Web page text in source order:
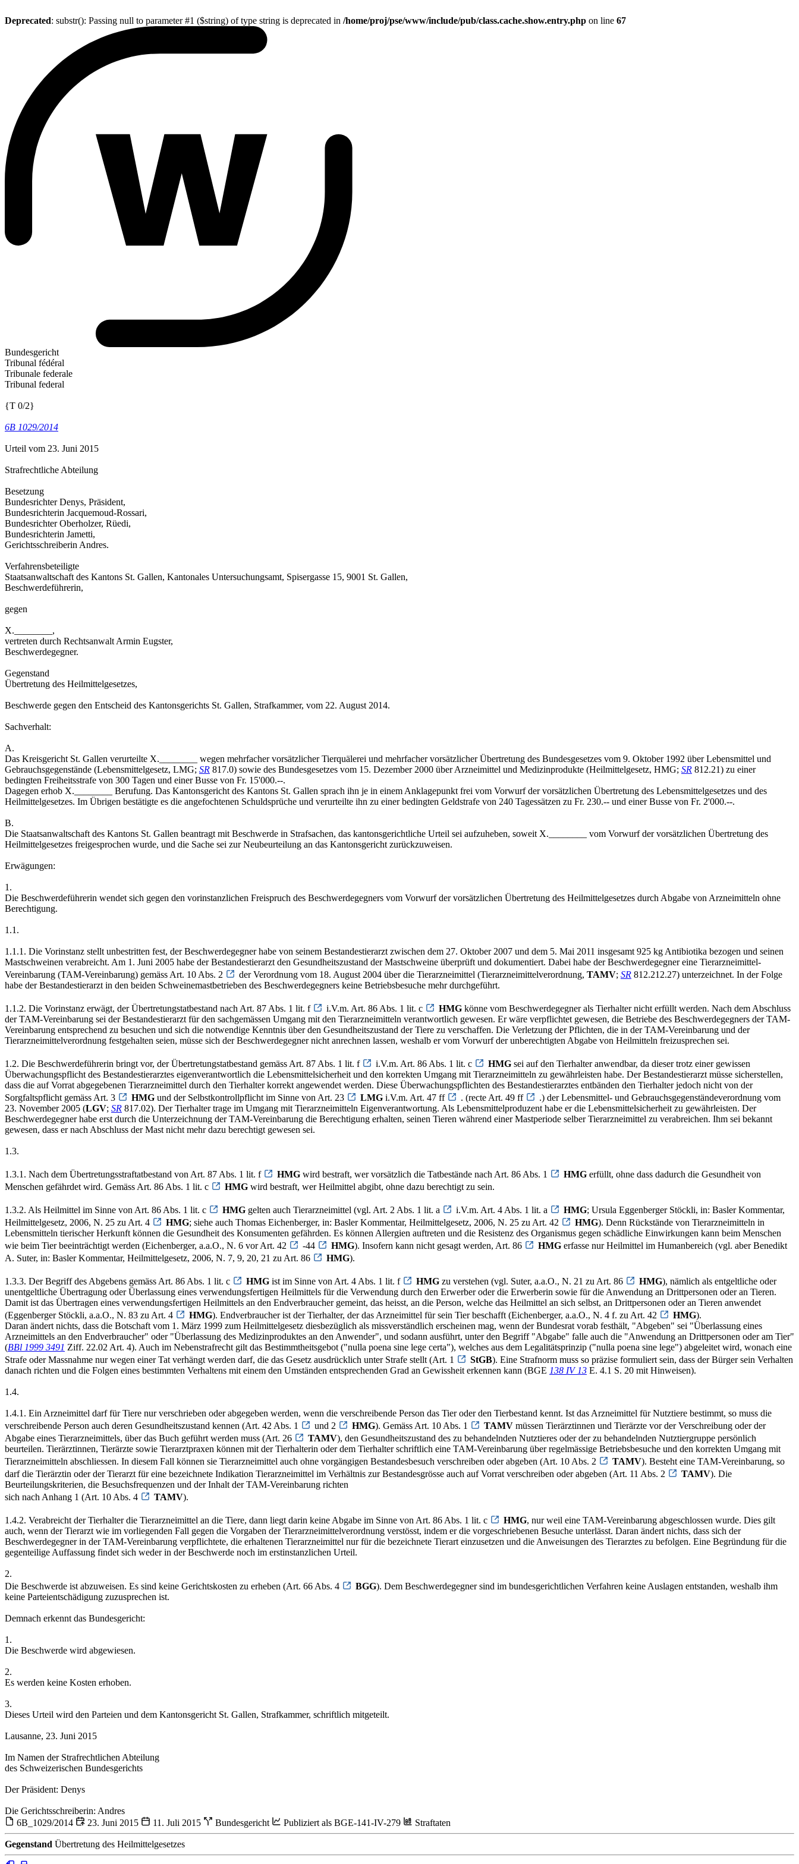
Deprecated: substr(): Passing null to parameter #1 ($string) of type string is deprecated in /home/proj/pse/www/include/pub/class.cache.show.entry.php on line 67
Bundesgericht
Tribunal fédéral
Tribunale federale
Tribunal federal
{T 0/2}
6B 1029/2014
Urteil vom 23. Juni 2015
Strafrechtliche Abteilung
Besetzung
Bundesrichter Denys, Präsident,
Bundesrichterin Jacquemoud-Rossari,
Bundesrichter Oberholzer, Rüedi,
Bundesrichterin Jametti,
Gerichtsschreiberin Andres.
Verfahrensbeteiligte
Staatsanwaltschaft des Kantons St. Gallen, Kantonales Untersuchungsamt, Spisergasse 15, 9001 St. Gallen,
Beschwerdeführerin,
gegen
X.________,
vertreten durch Rechtsanwalt Armin Eugster,
Beschwerdegegner.
Gegenstand
Übertretung des Heilmittelgesetzes,
Beschwerde gegen den Entscheid des Kantonsgerichts St. Gallen, Strafkammer, vom 22. August 2014.
Sachverhalt:
A.
Das Kreisgericht St. Gallen verurteilte X.________ wegen mehrfacher vorsätzlicher Tierquälerei und mehrfacher vorsätzlicher Übertretung des Bundesgesetzes vom 9. Oktober 1992 über Lebensmittel und
Gebrauchsgegenstände (Lebensmittelgesetz, LMG; SR 817.0) sowie des Bundesgesetzes vom 15. Dezember 2000 über Arzneimittel und Medizinprodukte (Heilmittelgesetz, HMG; SR 812.21) zu einer
bedingten Freiheitsstrafe von 300 Tagen und einer Busse von Fr. 15'000.--.
Dagegen erhob X.________ Berufung. Das Kantonsgericht des Kantons St. Gallen sprach ihn je in einem Anklagepunkt frei vom Vorwurf der vorsätzlichen Übertretung des Lebensmittelgesetzes und des
Heilmittelgesetzes. Im Übrigen bestätigte es die angefochtenen Schuldsprüche und verurteilte ihn zu einer bedingten Geldstrafe von 240 Tagessätzen zu Fr. 230.-- und einer Busse von Fr. 2'000.--.
B.
Die Staatsanwaltschaft des Kantons St. Gallen beantragt mit Beschwerde in Strafsachen, das kantonsgerichtliche Urteil sei aufzuheben, soweit X.________ vom Vorwurf der vorsätzlichen Übertretung des
Heilmittelgesetzes freigesprochen wurde, und die Sache sei zur Neubeurteilung an das Kantonsgericht zurückzuweisen.
Erwägungen:
1.
Die Beschwerdeführerin wendet sich gegen den vorinstanzlichen Freispruch des Beschwerdegegners vom Vorwurf der vorsätzlichen Übertretung des Heilmittelgesetzes durch Abgabe von Arzneimitteln ohne
Berechtigung.
1.1.
1.1.1. Die Vorinstanz stellt unbestritten fest, der Beschwerdegegner habe von seinem Bestandestierarzt zwischen dem 27. Oktober 2007 und dem 5. Mai 2011 insgesamt 925 kg Antibiotika bezogen und seinen
Mastschweinen verabreicht. Am 1. Juni 2005 habe der Bestandestierarzt den Gesundheitszustand der Mastschweine überprüft und dokumentiert. Dabei habe der Beschwerdegegner eine Tierarzneimittel-
Vereinbarung (TAM-Vereinbarung) gemäss Art. 10 Abs. 2
der Verordnung vom 18. August 2004 über die Tierarzneimittel (Tierarzneimittelverordnung, TAMV; SR 812.212.27) unterzeichnet. In der Folge
habe der Bestandestierarzt in den beiden Schweinemastbetrieben des Beschwerdegegners keine Betriebsbesuche mehr durchgeführt.
1.1.2. Die Vorinstanz erwägt, der Übertretungstatbestand nach Art. 87 Abs. 1 lit. f i.V.m. Art. 86 Abs. 1 lit. c HMG könne vom Beschwerdegegner als Tierhalter nicht erfüllt werden. Nach dem Abschluss
der TAM-Vereinbarung sei der Bestandestierarzt für den sachgemässen Umgang mit den Tierarzneimitteln verantwortlich gewesen. Er wäre verpflichtet gewesen, die Betriebe des Beschwerdegegners der TAM-
Vereinbarung entsprechend zu besuchen und sich die notwendige Kenntnis über den Gesundheitszustand der Tiere zu verschaffen. Die Verletzung der Pflichten, die in der TAM-Vereinbarung und der
Tierarzneimittelverordnung festgehalten seien, müsse sich der Beschwerdegegner nicht anrechnen lassen, weshalb er vom Vorwurf der unberechtigten Abgabe von Heilmitteln freizusprechen sei.
1.2. Die Beschwerdeführerin bringt vor, der Übertretungstatbestand gemäss Art. 87 Abs. 1 lit. f i.V.m. Art. 86 Abs. 1 lit. c HMG sei auf den Tierhalter anwendbar, da dieser trotz einer gewissen
Überwachungspflicht des Bestandestierarztes eigenverantwortlich die Lebensmittelsicherheit und den korrekten Umgang mit Tierarzneimitteln zu gewährleisten habe. Der Bestandestierarzt müsse sicherstellen,
dass die auf Vorrat abgegebenen Tierarzneimittel durch den Tierhalter korrekt angewendet werden. Diese Überwachungspflichten des Bestandestierarztes entbänden den Tierhalter jedoch nicht von der
Sorgfaltspflicht gemäss Art. 3
HMG und der Selbstkontrollpflicht im Sinne von Art. 23 LMG i.V.m. Art. 47 ff . (recte Art. 49 ff
.) der Lebensmittel- und Gebrauchsgegenständeverordnung vom
23. November 2005 (LGV; SR 817.02). Der Tierhalter trage im Umgang mit Tierarzneimitteln Eigenverantwortung. Als Lebensmittelproduzent habe er die Lebensmittelsicherheit zu gewährleisten. Der
Beschwerdegegner habe erst durch die Unterzeichnung der TAM-Vereinbarung die Berechtigung erhalten, seinen Tieren während einer Mastperiode selber Tierarzneimittel zu verabreichen. Ihm sei bekannt
gewesen, dass er nach Abschluss der Mast nicht mehr dazu berechtigt gewesen sei.
1.3.
1.3.1. Nach dem Übertretungsstraftatbestand von Art. 87 Abs. 1 lit. f HMG wird bestraft, wer vorsätzlich die Tatbestände nach Art. 86 Abs. 1 HMG erfüllt, ohne dass dadurch die Gesundheit von
Menschen gefährdet wird. Gemäss Art. 86 Abs. 1 lit. c
HMG wird bestraft, wer Heilmittel abgibt, ohne dazu berechtigt zu sein.
1.3.2. Als Heilmittel im Sinne von Art. 86 Abs. 1 lit. c HMG gelten auch Tierarzneimittel (vgl. Art. 2 Abs. 1 lit. a i.V.m. Art. 4 Abs. 1 lit. a HMG; Ursula Eggenberger Stöckli, in: Basler Kommentar,
Heilmittelgesetz, 2006, N. 25 zu Art. 4
HMG; siehe auch Thomas Eichenberger, in: Basler Kommentar, Heilmittelgesetz, 2006, N. 25 zu Art. 42 HMG). Denn Rückstände von Tierarzneimitteln in
Lebensmitteln tierischer Herkunft können die Gesundheit des Konsumenten gefährden. Es können Allergien auftreten und die Resistenz des Organismus gegen schädliche Einwirkungen kann beim Menschen
wie beim Tier beeinträchtigt werden (Eichenberger, a.a.O., N. 6 vor Art. 42
-44 HMG). Insofern kann nicht gesagt werden, Art. 86 HMG erfasse nur Heilmittel im Humanbereich (vgl. aber Benedikt
A. Suter, in: Basler Kommentar, Heilmittelgesetz, 2006, N. 7, 9, 20, 21 zu Art. 86
HMG).
1.3.3. Der Begriff des Abgebens gemäss Art. 86 Abs. 1 lit. c HMG ist im Sinne von Art. 4 Abs. 1 lit. f HMG zu verstehen (vgl. Suter, a.a.O., N. 21 zu Art. 86 HMG), nämlich als entgeltliche oder
unentgeltliche Übertragung oder Überlassung eines verwendungsfertigen Heilmittels für die Verwendung durch den Erwerber oder die Erwerberin sowie für die Anwendung an Drittpersonen oder an Tieren.
Damit ist das Übertragen eines verwendungsfertigen Heilmittels an den Endverbraucher gemeint, das heisst, an die Person, welche das Heilmittel an sich selbst, an Drittpersonen oder an Tieren anwendet
(Eggenberger Stöckli, a.a.O., N. 83 zu Art. 4
HMG). Endverbraucher ist der Tierhalter, der das Arzneimittel für sein Tier beschafft (Eichenberger, a.a.O., N. 4 f. zu Art. 42 HMG).
Daran ändert nichts, dass die Botschaft vom 1. März 1999 zum Heilmittelgesetz diesbezüglich als missverständlich erscheinen mag, wenn der Bundesrat vorab festhält, "Abgeben" sei "Überlassung eines
Arzneimittels an den Endverbraucher" oder "Überlassung des Medizinproduktes an den Anwender", und sodann ausführt, unter den Begriff "Abgabe" falle auch die "Anwendung an Drittpersonen oder am Tier"
(BBl 1999 3491 Ziff. 22.02 Art. 4). Auch im Nebenstrafrecht gilt das Bestimmtheitsgebot ("nulla poena sine lege certa"), welches aus dem Legalitätsprinzip ("nulla poena sine lege") abgeleitet wird, wonach eine
Strafe oder Massnahme nur wegen einer Tat verhängt werden darf, die das Gesetz ausdrücklich unter Strafe stellt (Art. 1
StGB). Eine Strafnorm muss so präzise formuliert sein, dass der Bürger sein Verhalten
danach richten und die Folgen eines bestimmten Verhaltens mit einem den Umständen entsprechenden Grad an Gewissheit erkennen kann (BGE 138 IV 13 E. 4.1 S. 20 mit Hinweisen).
1.4.
1.4.1. Ein Arzneimittel darf für Tiere nur verschrieben oder abgegeben werden, wenn die verschreibende Person das Tier oder den Tierbestand kennt. Ist das Arzneimittel für Nutztiere bestimmt, so muss die
verschreibende Person auch deren Gesundheitszustand kennen (Art. 42 Abs. 1
und 2 HMG). Gemäss Art. 10 Abs. 1 TAMV müssen Tierärztinnen und Tierärzte vor der Verschreibung oder der
Abgabe eines Tierarzneimittels, über das Buch geführt werden muss (Art. 26
TAMV), den Gesundheitszustand des zu behandelnden Nutztieres oder der zu behandelnden Nutztiergruppe persönlich
beurteilen. Tierärztinnen, Tierärzte sowie Tierarztpraxen können mit der Tierhalterin oder dem Tierhalter schriftlich eine TAM-Vereinbarung über regelmässige Betriebsbesuche und den korrekten Umgang mit
Tierarzneimitteln abschliessen. In diesem Fall können sie Tierarzneimittel auch ohne vorgängigen Bestandesbesuch verschreiben oder abgeben (Art. 10 Abs. 2
TAMV). Besteht eine TAM-Vereinbarung, so
darf die Tierärztin oder der Tierarzt für eine bezeichnete Indikation Tierarzneimittel im Verhältnis zur Bestandesgrösse auch auf Vorrat verschreiben oder abgeben (Art. 11 Abs. 2
TAMV). Die
Beurteilungskriterien, die Besuchsfrequenzen und der Inhalt der TAM-Vereinbarung richten
sich nach Anhang 1 (Art. 10 Abs. 4
TAMV).
1.4.2. Verabreicht der Tierhalter die Tierarzneimittel an die Tiere, dann liegt darin keine Abgabe im Sinne von Art. 86 Abs. 1 lit. c HMG, nur weil eine TAM-Vereinbarung abgeschlossen wurde. Dies gilt
auch, wenn der Tierarzt wie im vorliegenden Fall gegen die Vorgaben der Tierarzneimittelverordnung verstösst, indem er die vorgeschriebenen Besuche unterlässt. Daran ändert nichts, dass sich der
Beschwerdegegner in der TAM-Vereinbarung verpflichtete, die erhaltenen Tierarzneimittel nur für die bezeichnete Tierart einzusetzen und die Anweisungen des Tierarztes zu befolgen. Eine Begründung für die
gegenteilige Auffassung findet sich weder in der Beschwerde noch im erstinstanzlichen Urteil.
2.
Die Beschwerde ist abzuweisen. Es sind keine Gerichtskosten zu erheben (Art. 66 Abs. 4
BGG). Dem Beschwerdegegner sind im bundesgerichtlichen Verfahren keine Auslagen entstanden, weshalb ihm
keine Parteientschädigung zuzusprechen ist.
Demnach erkennt das Bundesgericht:
1.
Die Beschwerde wird abgewiesen.
2.
Es werden keine Kosten erhoben.
3.
Dieses Urteil wird den Parteien und dem Kantonsgericht St. Gallen, Strafkammer, schriftlich mitgeteilt.
Lausanne, 23. Juni 2015
Im Namen der Strafrechtlichen Abteilung
des Schweizerischen Bundesgerichts
Der Präsident: Denys
Die Gerichtsschreiberin: Andres
6B_1029/2014
23. Juni 2015 11. Juli 2015 Bundesgericht Publiziert als BGE-141-IV-279 Straftaten
Gegenstand Übertretung des Heilmittelgesetzes